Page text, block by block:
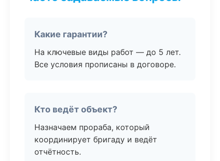
Какие гарантии?
На ключевые виды работ — до 5 лет.
Все условия прописаны в договоре.
Кто ведёт объект?
Назначаем прораба, который
координирует бригаду и ведёт
отчётность.